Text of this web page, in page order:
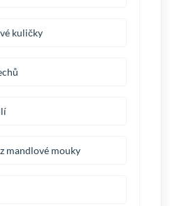
kuličky
mandlové mouky